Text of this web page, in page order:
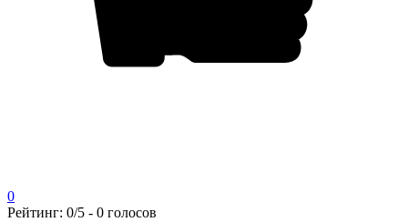
0
Рейтинг: 0/5 - 0 голосов